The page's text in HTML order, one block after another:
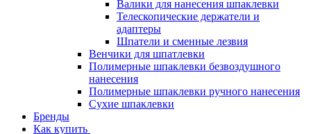
Валики для нанесения шпаклевки
Телескопические держатели и
адаптеры
Шпатели и сменные лезвия
Венчики для шпатлевки
Полимерные шпаклевки безвоздушного
нанесения
Полимерные шпаклевки ручного нанесения
Сухие шпаклевки
Бренды
Как купить